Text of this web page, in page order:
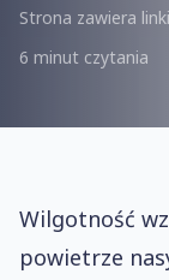
Strona zawiera
6 minut czytania
Wilgotność
powietrze